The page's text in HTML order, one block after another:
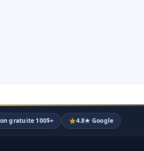
gratuite 100$+ 4.8★ Google